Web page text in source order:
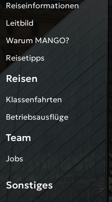
Reiseinformationen
Leitbild
Warum MANGO?
Reisetipps
Reisen
Klassenfahrten
Betriebsausflüge
Team
Jobs
Sonstiges